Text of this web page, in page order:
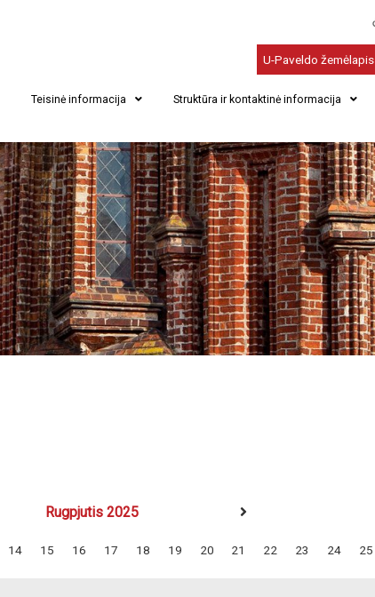
U-Paveldo žemėlapis
Teisinė informacija Struktūra ir kontaktinė informacija
Rugpjutis 2025
14 15 16 17 18 19 20 21 22 23 24 25